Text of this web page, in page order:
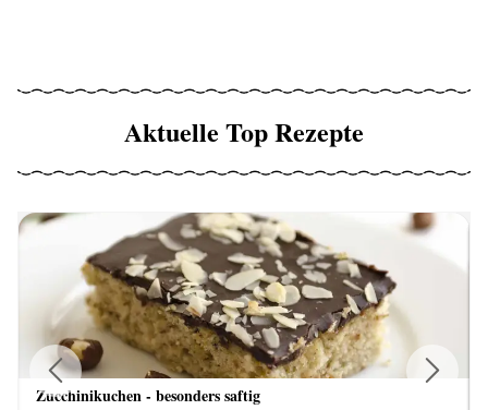
Aktuelle Top Rezepte
Zucchinikuchen - besonders saftig
Previous